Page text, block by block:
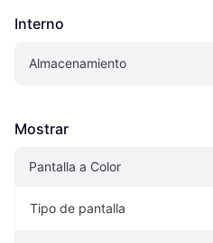
Interno
Almacenamiento
Mostrar
Pantalla a Color
Tipo de pantalla